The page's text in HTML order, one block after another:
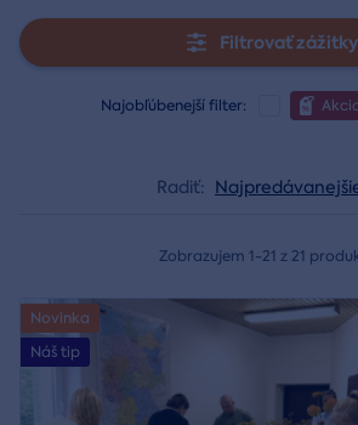
Filtrovať zážitky
Najobľúbenejší filter:
Radiť:
Zobrazujem 1-21 z 21
Novinka
Náš tip